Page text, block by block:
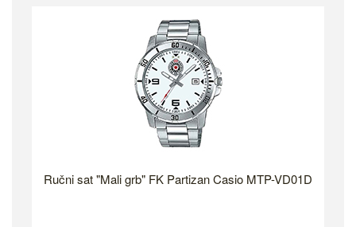
Ručni sat "Mali grb" FK Partizan Casio MTP-VD01D